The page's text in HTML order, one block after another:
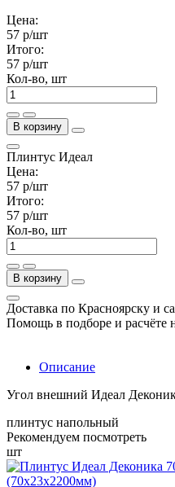
Цена:
57 р/шт
Итого:
57 р/шт
Кол-во, шт
В корзину
Плинтус Идеал
Цена:
57 р/шт
Итого:
57 р/шт
Кол-во, шт
В корзину
Доставка по Красноярску и
Помощь в подборе и расчёте
Описание
Угол внешний Идеал
плинтус напольный
Рекомендуем посмотреть
шт